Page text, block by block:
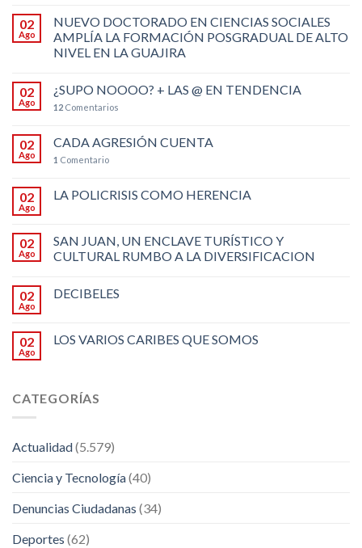
02
Ago
NUEVO DOCTORADO EN CIENCIAS SOCIALES
AMPLÍA LA FORMACIÓN POSGRADUAL DE ALTO
NIVEL EN LA GUAJIRA
02
Ago
¿SUPO NOOOO? + LAS @ EN TENDENCIA
12 Comentarios
02
Ago
CADA AGRESIÓN CUENTA
1 Comentario
02
Ago
LA POLICRISIS COMO HERENCIA
02
Ago
SAN JUAN, UN ENCLAVE TURÍSTICO Y
CULTURAL RUMBO A LA DIVERSIFICACION
02
Ago
DECIBELES
02
Ago
LOS VARIOS CARIBES QUE SOMOS
CATEGORÍAS
Actualidad(5.579)
Ciencia y Tecnología(40)
Denuncias Ciudadanas (34)
Deportes (62)